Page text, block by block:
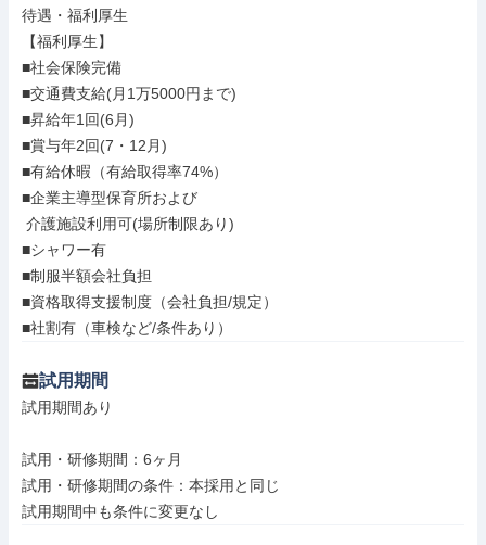
待遇・福利厚生
【福利厚生】
■社会保険完備
■交通費支給(月1万5000円まで)
■昇給年1回(6月)
■賞与年2回(7・12月)
■有給休暇（有給取得率74%）
■企業主導型保育所および
■シャワー有
■制服半額会社負担
■資格取得支援制度（会社負担/規定）
■社割有（車検など/条件あり）
試用期間
試用期間あり
試用・研修期間：6ヶ月
試用・研修期間の条件：本採用と同じ